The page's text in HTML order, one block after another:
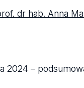
dr hab. Anna
2024 –